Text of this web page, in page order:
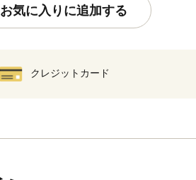
お気に入りに追加する
クレジットカード